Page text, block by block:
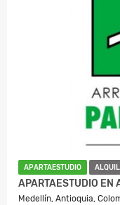
APARTAESTUDIO
APARTAESTUDIO EN
Medellín, Antioquia,